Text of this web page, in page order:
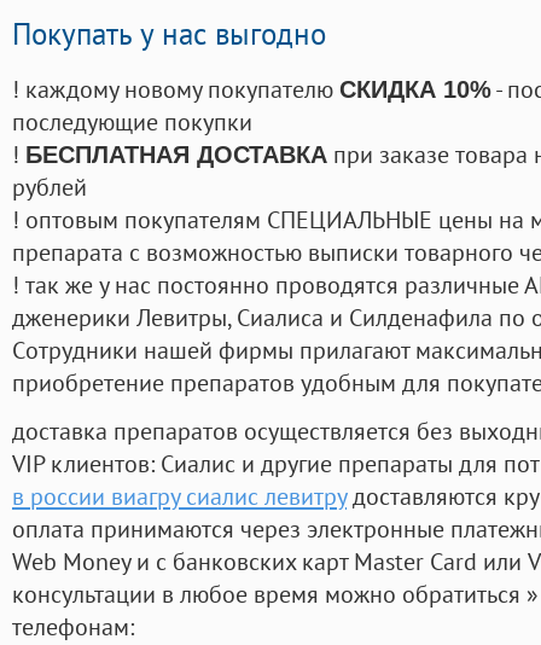
Покупать у нас выгодно
! каждому новому покупателю СКИДКА 10%-
последующие покупки
! БЕСПЛАТНАЯ ДОСТАВКА при заказе
рублей
! оптовым покупателям СПЕЦИАЛЬНЫЕ цены на
препарата с возможностью выписки товарного
! так же у нас постоянно проводятся
дженерики Левитры, Сиалиса и Силденафила по
Cотрудники нашей фирмы прилагают
приобретение препаратов удобным для
доставка препаратов осуществляется без
VIP клиентов: Сиалис и другие препараты для
в россии виагру сиалис левитрудоставляются
оплата принимаются через электронные
Web Money и с банковских карт Master Card или
консультации в любое время можно обратиться
телефонам: